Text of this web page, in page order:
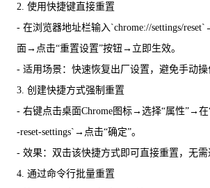
2. 使用快捷键直接重置
- 在浏览器地址栏输入`chrome://settings/
面→点击“重置设置”按钮→立即生效。
- 适用场景：快速恢复出厂设置，避免手动操
3. 创建快捷方式强制重置
- 右键点击桌面Chrome图标→选择“属性”→在
-reset-settings`→点击“确定”。
- 效果：双击该快捷方式即可直接重置，无需
4. 通过命令行批量重置